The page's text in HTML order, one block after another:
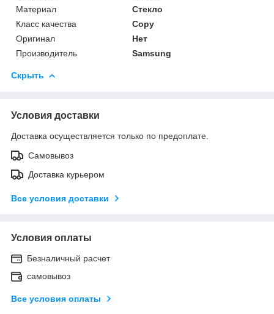
Материал
Стекло
Класс качества
Copy
Оригинал
Нет
Производитель
Samsung
Скрыть
Условия доставки
Доставка осуществляется только по предоплате.
Самовывоз
Доставка курьером
Все условия доставки
Условия оплаты
Безналичный расчет
самовывоз
Все условия оплаты